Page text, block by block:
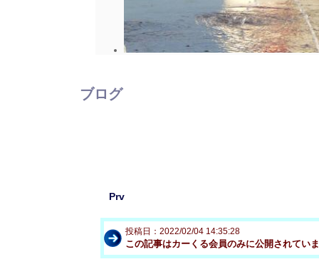
ブログ
Prv
投稿日：2022/02/04 14:35:28
この記事はカーくる会員のみに公開されてい